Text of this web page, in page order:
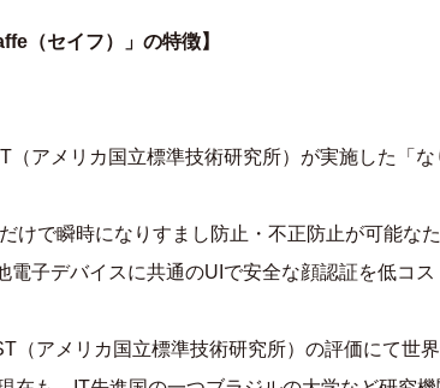
（セイフ）」の特徴】
（アメリカ国立標準技術研究所）が実施した「
けで瞬時になりすまし防止・不正防止が可能な
子デバイスに共通のUIで安全な顔認証を低コス
（アメリカ国立標準技術研究所）の評価にて世